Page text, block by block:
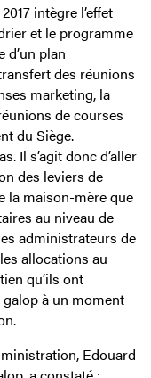
intègre l’effet
et le programme
plan
des réunions
marketing, la
de courses
du Siège.
Il s’agit donc d’aller
des leviers de
la maison-mère que
au niveau de
administrateurs de
allocations au
qu’ils ont
à un moment
Edouard